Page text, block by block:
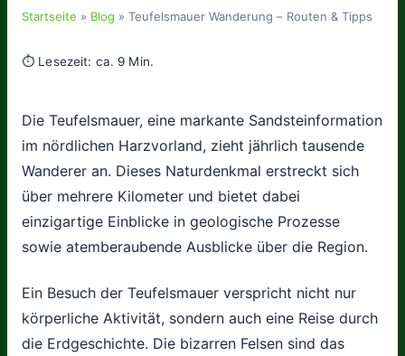
Startseite » Blog » Teufelsmauer Wanderung – Routen & Tipps
⏱ Lesezeit: ca. 9 Min.
Die Teufelsmauer, eine markante Sandsteinformation
im nördlichen Harzvorland, zieht jährlich tausende
Wanderer an. Dieses Naturdenkmal erstreckt sich
über mehrere Kilometer und bietet dabei
einzigartige Einblicke in geologische Prozesse
sowie atemberaubende Ausblicke über die Region.
Ein Besuch der Teufelsmauer verspricht nicht nur
körperliche Aktivität, sondern auch eine Reise durch
die Erdgeschichte. Die bizarren Felsen sind das